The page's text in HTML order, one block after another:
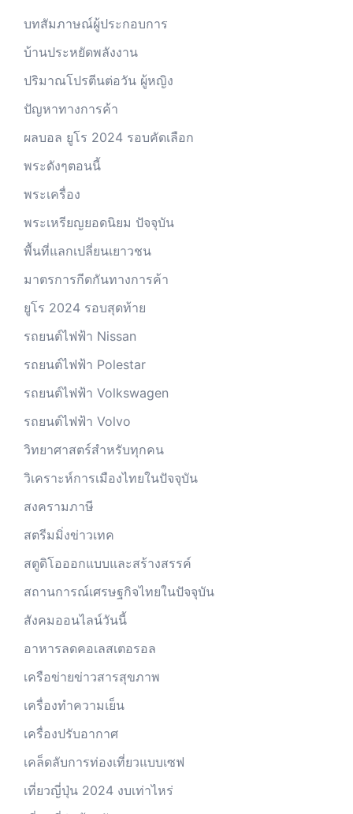
บทสัมภาษณ์ผู้ประกอบการ
บ้านประหยัดพลังงาน
ปริมาณโปรตีนต่อวัน ผู้หญิง
ปัญหาทางการค้า
ผลบอล ยูโร 2024 รอบคัดเลือก
พระดังๆตอนนี้
พระเครื่อง
พระเหรียญยอดนิยม ปัจจุบัน
พื้นที่แลกเปลี่ยนเยาวชน
มาตรการกีดกันทางการค้า
ยูโร 2024 รอบสุดท้าย
รถยนต์ไฟฟ้า Nissan
รถยนต์ไฟฟ้า Polestar
รถยนต์ไฟฟ้า Volkswagen
รถยนต์ไฟฟ้า Volvo
วิทยาศาสตร์สำหรับทุกคน
วิเคราะห์การเมืองไทยในปัจจุบัน
สงครามภาษี
สตรีมมิ่งข่าวเทค
สตูดิโอออกแบบและสร้างสรรค์
สถานการณ์เศรษฐกิจไทยในปัจจุบัน
สังคมออนไลน์วันนี้
อาหารลดคอเลสเตอรอล
เครือข่ายข่าวสารสุขภาพ
เครื่องทำความเย็น
เครื่องปรับอากาศ
เคล็ดลับการท่องเที่ยวแบบเซฟ
เที่ยวญี่ปุ่น 2024 งบเท่าไหร่